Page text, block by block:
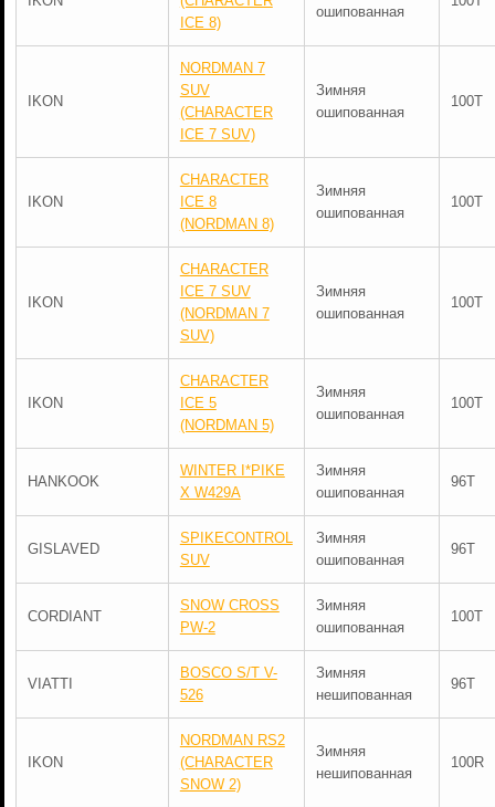
ICE 8)
ошипованная
IKON
NORDMAN 7
SUV
(CHARACTER
ICE 7 SUV)
Зимняя
ошипованная
100T
IKON
CHARACTER
ICE 8
(NORDMAN 8)
Зимняя
ошипованная
100T
IKON
CHARACTER
ICE 7 SUV
(NORDMAN 7
SUV)
Зимняя
ошипованная
100T
IKON
CHARACTER
ICE 5
(NORDMAN 5)
Зимняя
ошипованная
100T
HANKOOK
WINTER I*PIKE
X W429A
Зимняя
ошипованная
96T
GISLAVED
SPIKECONTROL
SUV
Зимняя
ошипованная
96T
CORDIANT
SNOW CROSS
PW-2
Зимняя
ошипованная
100T
VIATTI
BOSCO S/T V-
526
Зимняя
нешипованная
96T
IKON
NORDMAN RS2
(CHARACTER
SNOW 2)
Зимняя
нешипованная
100R